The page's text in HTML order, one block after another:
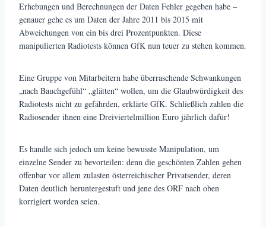
Erhebungen und Berechnungen der Daten Fehler gegeben habe –
genauer gehe es um Daten der Jahre 2011 bis 2015 mit
Abweichungen von ein bis drei Prozentpunkten. Diese
manipulierten Radiotests können GfK nun teuer zu stehen kommen.
Eine Gruppe von Mitarbeitern habe überraschende Schwankungen
„nach Bauchgefühl“ „glätten“ wollen, um die Glaubwürdigkeit des
Radiotests nicht zu gefährden, erklärte GfK. Schließlich zahlen die
Radiosender ihnen eine Dreiviertelmillion Euro jährlich dafür!
Es handle sich jedoch um keine bewusste Manipulation, um
einzelne Sender zu bevorteilen: denn die geschönten Zahlen gehen
offenbar vor allem zulasten österreichischer Privatsender, deren
Daten deutlich heruntergestuft und jene des ORF nach oben
korrigiert worden seien.